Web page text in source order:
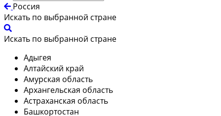
Россия
Искать по выбранной стране
Искать по выбранной стране
Адыгея
Алтайский край
Амурская область
Архангельская область
Астраханская область
Башкортостан